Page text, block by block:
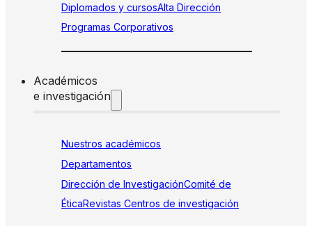
Diplomados y cursosAlta Dirección
Programas Corporativos
Académicos
e investigación
Nuestros académicos
Departamentos
Dirección de InvestigaciónComité de
ÉticaRevistas Centros de investigación